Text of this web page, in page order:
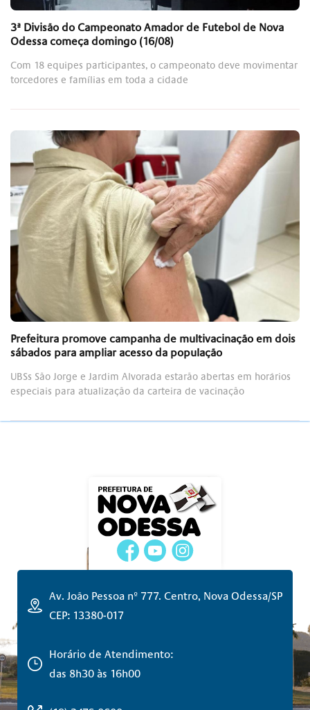
3ª Divisão do Campeonato Amador de Futebol de Nova
Odessa começa domingo (16/08)
Com 18 equipes participantes, o campeonato deve movimentar
torcedores e famílias em toda a cidade
Prefeitura promove campanha de multivacinação em dois
sábados para ampliar acesso da população
UBSs São Jorge e Jardim Alvorada estarão abertas em horários
especiais para atualização da carteira de vacinação
Av. João Pessoa nº 777. Centro, Nova Odessa/SP
CEP: 13380-017
Horário de Atendimento:
das 8h30 às 16h00